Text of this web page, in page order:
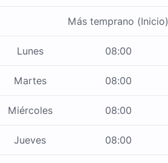
Más temprano (Inicio)
Lunes 08:00
Martes 08:00
Miércoles 08:00
Jueves 08:00